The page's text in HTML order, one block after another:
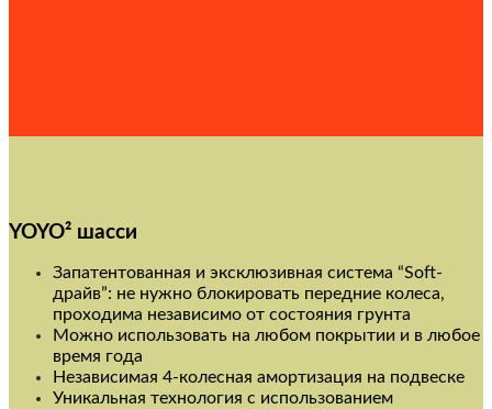
YOYO² шасси
Запатентованная и эксклюзивная система “Soft-
драйв”: не нужно блокировать передние колеса,
проходима независимо от состояния грунта
Можно использовать на любом покрытии и в любое
время года
Независимая 4-колесная амортизация на подвеске
Уникальная технология с использованием